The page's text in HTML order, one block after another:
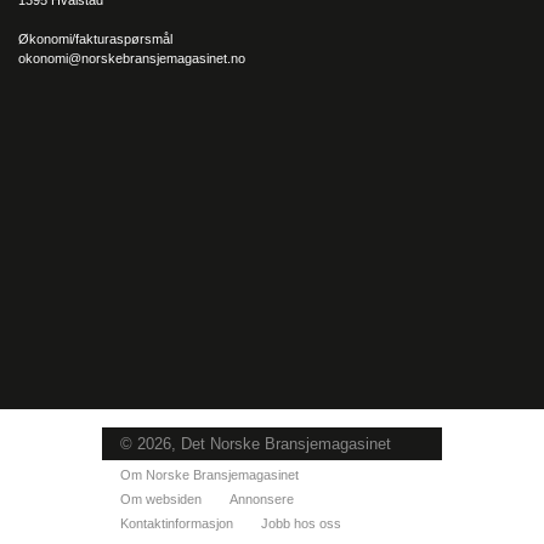
Økonomi/fakturaspørsmål
okonomi@norskebransjemagasinet.no
© 2026, Det Norske Bransjemagasinet
Om Norske Bransjemagasinet
Om websiden
Annonsere
Kontaktinformasjon
Jobb hos oss